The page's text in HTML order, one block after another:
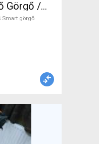
Görgő /
Igen
Smart görgő